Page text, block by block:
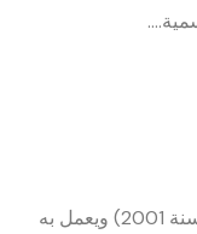
المادة (1): يسمى هذا القانون (قانون التحكيم لسنة 2001) ويعمل به